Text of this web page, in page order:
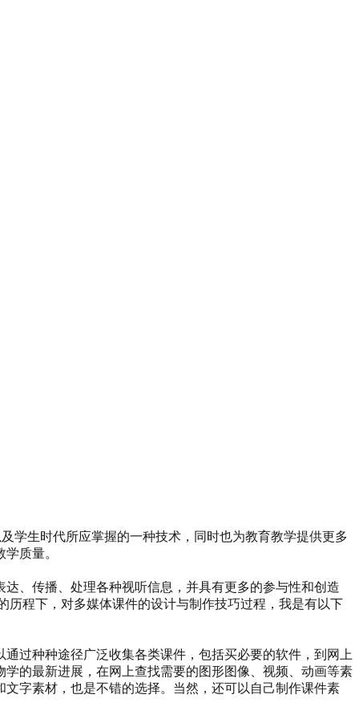
学生时代所应掌握的一种技术，同时也为教育教学提供更多
质量。
、传播、处理各种视听信息，并具有更多的参与性和创造
程下，对多媒体课件的设计与制作技巧过程，我是有以下
过种种途径广泛收集各类课件，包括买必要的软件，到网上
的最新进展，在网上查找需要的图形图像、视频、动画等素
字素材，也是不错的选择。当然，还可以自己制作课件素